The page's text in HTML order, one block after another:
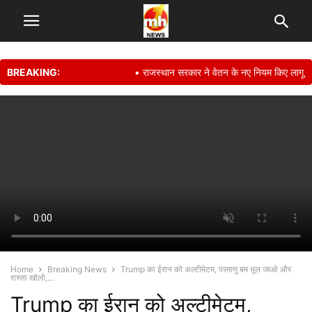
BREAKING: • राजस्थान सरकार ने वेतन के नए नियम किए लागू,
Home Breaking News
Trump का ईरान को अल्टीमेटम, परमाणु बम भूल जाओ और
रास्ता खोलो,...
Trump का ईरान को अल्टीमेटम,